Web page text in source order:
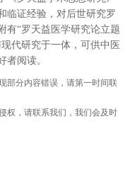
临证经验，对后世研究罗
有“罗天益医学研究论立题
代研究于一体，可供中医
者阅读。
部分内容错误，请第一时间联
权，请联系我们，我们会及时